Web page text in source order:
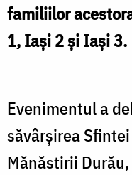
Centrul
Cultural-
Daniil
Sihastrul”
din
familiilor
1, Iași 2 și Iași 3.
Evenimentul a
săvârșirea
Mănăstirii